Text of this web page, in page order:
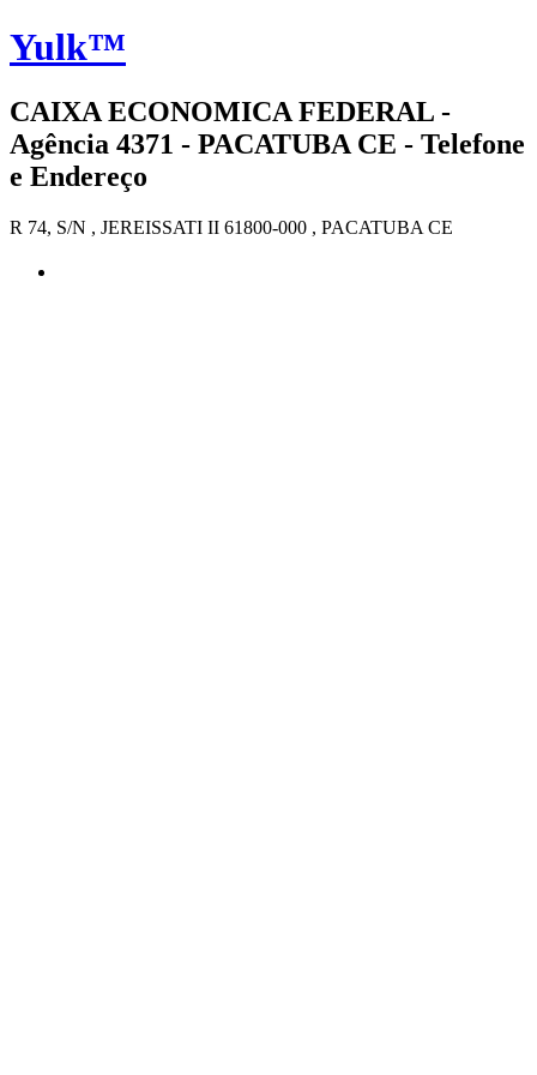
Yulk™
CAIXA ECONOMICA FEDERAL -
Agência 4371 - PACATUBA CE - Telefone
e Endereço
R 74, S/N , JEREISSATI II 61800-000 , PACATUBA CE